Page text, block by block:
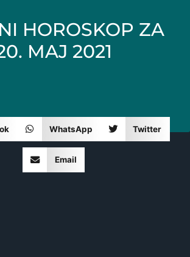
HOROSKOP ZA
MAJ 2021
WhatsApp Twitter
Email